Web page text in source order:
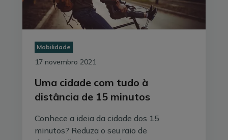
Compensação carbónica: o que é e quais
A compensação carbónica é uma forma de, não só
Mobilidade
17 novembro 2021
Uma cidade com tudo à
distância de 15 minutos
Conhece a ideia da cidade dos 15
minutos? Reduza o seu raio de